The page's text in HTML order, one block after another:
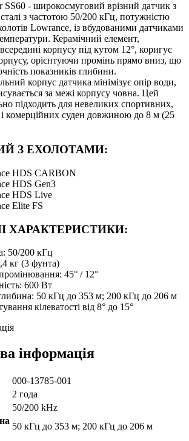
SS60 - широкосмуговий врізний датчик з
з частотою 50/200 кГц, потужністю
Lowrance, із вбудованими датчиками
Керамічний елемент,
корпусу під кутом 12°, коригує
орієнтуючи промінь прямо вниз, що
показників глибини.
корпус датчика мінімізує опір води,
за межі корпусу човна. Цей
підходить для невеликих спортивних,
і комерційних суден довжиною до 8 м (25
З ЕХОЛОТАМИ:
HDS CARBON
HDS Gen3
HDS Live
Elite FS
ХАРАКТЕРИСТИКИ:
50/200 кГц
кг (3 фунта)
45° / 12°
600 Вт
50 кГц до 353 м; 200 кГц до 206 м
кілеватості від 8° до 15°
інформація
000-13785-001
2 года
50/200 kHz
50 кГц до 353 м; 200 кГц до 206 м